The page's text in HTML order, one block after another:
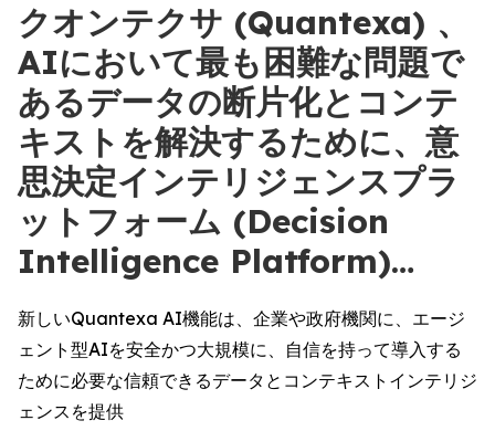
クオンテクサ (Quantexa) 、
AIにおいて最も困難な問題で
あるデータの断片化とコンテ
キストを解決するために、意
思決定インテリジェンスプラ
ットフォーム (Decision
Intelligence Platform)…
新しいQuantexa AI機能は、企業や政府機関に、エージ
ェント型AIを安全かつ大規模に、自信を持って導入する
ために必要な信頼できるデータとコンテキストインテリジ
ェンスを提供